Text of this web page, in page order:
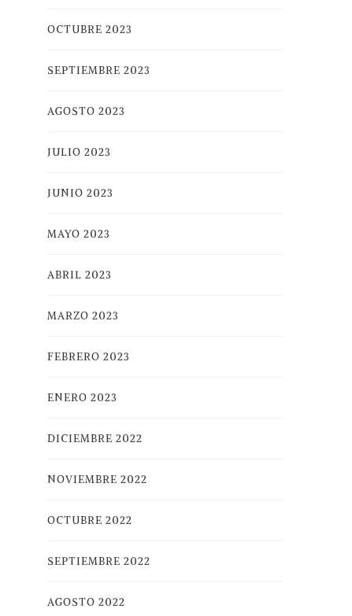
OCTUBRE 2023
SEPTIEMBRE 2023
AGOSTO 2023
JULIO 2023
JUNIO 2023
MAYO 2023
ABRIL 2023
MARZO 2023
FEBRERO 2023
ENERO 2023
DICIEMBRE 2022
NOVIEMBRE 2022
OCTUBRE 2022
SEPTIEMBRE 2022
AGOSTO 2022